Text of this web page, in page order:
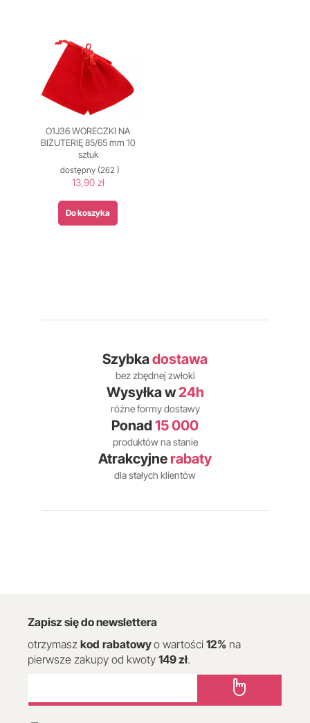
O1J36 WORECZKI NA
BIŻUTERIĘ 85/65 mm 10
sztuk
dostępny(262 )
13,90 zł
Do koszyka
Szybkadostawa
bez zbędnej zwłoki
Wysyłka w24h
różne formy dostawy
Ponad 15 000
produktów na stanie
Atrakcyjne rabaty
dla stałych klientów
Zapisz się do newslettera
otrzymasz kod rabatowyo wartości 12% na
pierwsze zakupy od kwoty 149 zł.